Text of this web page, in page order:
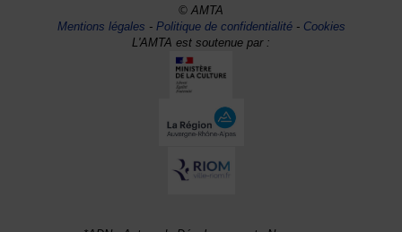
© AMTA
Mentions légales -Politique de confidentialité- Cookies
L'AMTA est soutenue par :